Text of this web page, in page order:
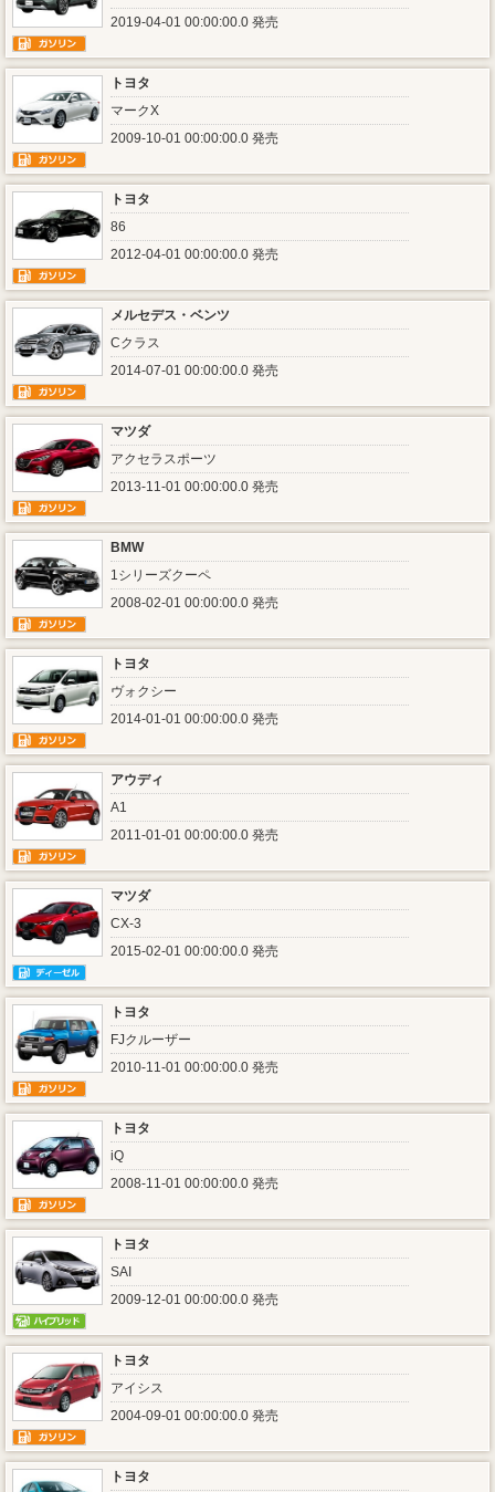
2019-04-01 00:00:00.0 発売
トヨタ
マークX
2009-10-01 00:00:00.0 発売
トヨタ
86
2012-04-01 00:00:00.0 発売
メルセデス・ベンツ
Cクラス
2014-07-01 00:00:00.0 発売
マツダ
アクセラスポーツ
2013-11-01 00:00:00.0 発売
BMW
1シリーズクーペ
2008-02-01 00:00:00.0 発売
トヨタ
ヴォクシー
2014-01-01 00:00:00.0 発売
アウディ
A1
2011-01-01 00:00:00.0 発売
マツダ
CX-3
2015-02-01 00:00:00.0 発売
トヨタ
FJクルーザー
2010-11-01 00:00:00.0 発売
トヨタ
iQ
2008-11-01 00:00:00.0 発売
トヨタ
SAI
2009-12-01 00:00:00.0 発売
トヨタ
アイシス
2004-09-01 00:00:00.0 発売
トヨタ